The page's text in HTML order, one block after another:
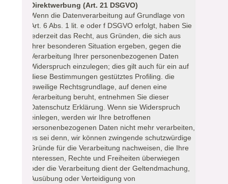
Direktwerbung (Art. 21 DSGVO)
Wenn die Datenverarbeitung auf Grundlage von
Art. 6 Abs. 1 lit. e oder f DSGVO erfolgt, haben Sie
jederzeit das Recht, aus Gründen, die sich aus
Ihrer besonderen Situation ergeben, gegen die
Verarbeitung Ihrer personenbezogenen Daten
Widerspruch einzulegen; dies gilt auch für ein auf
diese Bestimmungen gestütztes Profiling. die
jeweilige Rechtsgrundlage, auf denen eine
Verarbeitung beruht, entnehmen Sie dieser
Datenschutz Erklärung. Wenn sie Widerspruch
einlegen, werden wir Ihre betroffenen
personenbezogenen Daten nicht mehr verarbeiten,
es sei denn, wir können zwingende schutzwürdige
Gründe für die Verarbeitung nachweisen, die Ihre
Interessen, Rechte und Freiheiten überwiegen
oder die Verarbeitung dient der Geltendmachung,
Ausübung oder Verteidigung von